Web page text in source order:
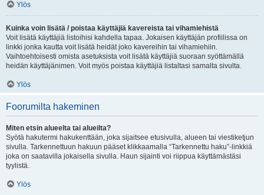
Ylös
Kuinka voin lisätä / poistaa käyttäjiä kavereista tai vihamiehistä
Voit lisätä käyttäjiä listoihisi kahdella tapaa. Jokaisen käyttäjän profiilissa on
linkki jonka kautta voit lisätä heidät joko kavereihin tai vihamiehiin.
Vaihtoehtoisesti omista asetuksista voit lisätä käyttäjiä suoraan syöttämällä
heidän käyttäjänimen. Voit myös poistaa käyttäjiä listaltasi samalta sivulta.
Ylös
Foorumilta hakeminen
Miten etsin alueelta tai alueilta?
Syötä hakutermi hakukenttään, joka sijaitsee etusivulla, alueen tai viestiketjun
sivulla. Tarkennettuun hakuun pääset klikkaamalla “Tarkennettu haku”-linkkiä
joka on saatavilla jokaisella sivulla. Haun sijainti voi riippua käyttämästäsi
tyylistä.
Ylös